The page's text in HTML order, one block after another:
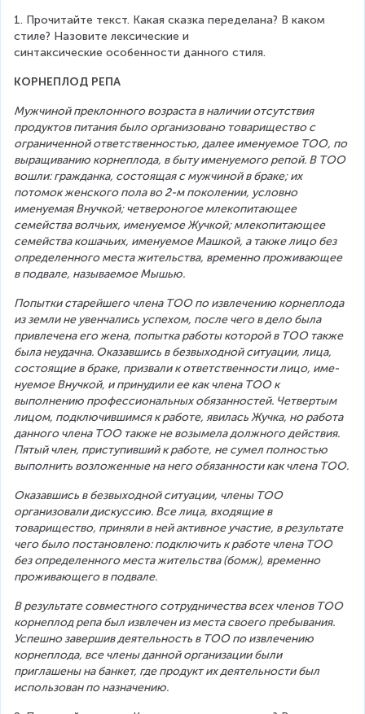
1. Прочитайте текст. Какая сказка переделана? В каком
стиле? Назовите лексические и
синтаксические особенности данного стиля.
КОРНЕПЛОД РЕПА
Мужчиной преклонного возраста в наличии отсутствия
продуктов питания было организовано товарищество с
ограниченной ответственностью, далее именуемое ТОО, по
выращиванию корнеплода, в быту именуемого репой. В ТОО
вошли: гражданка, состоящая с мужчиной в браке; их
потомок женского пола во 2-м поколении, условно
именуемая Внучкой; четвероногое млекопитающее
семейства волчьих, именуемое Жучкой; млекопитающее
семейства кошачьих, именуемое Машкой, а также лицо без
определенного места жительства, временно проживающее
в подвале, называемое Мышью.
Попытки старейшего члена ТОО по извлечению корнеплода
из земли не увенчались успехом, после чего в дело была
привлечена его жена, попытка работы которой в ТОО также
была неудачна. Оказавшись в безвыходной ситуации, лица,
состоящие в браке, призвали к ответственности лицо, име-
нуемое Внучкой, и принудили ее как члена ТОО к
выполнению профессиональных обязанностей. Четвертым
лицом, подключившимся к работе, явилась Жучка, но работа
данного члена ТОО также не возымела должного действия.
Пятый член, приступивший к работе, не сумел полностью
выполнить возложенные на него обязанности как члена ТОО.
Оказавшись в безвыходной ситуации, члены ТОО
организовали дискуссию. Все лица, входящие в
товарищество, приняли в ней активное участие, в результате
чего было постановлено: подключить к работе члена ТОО
без определенного места жительства (бомж), временно
проживающего в подвале.
В результате совместного сотрудничества всех членов ТОО
корнеплод репа был извлечен из места своего пребывания.
Успешно завершив деятельность в ТОО по извлечению
корнеплода, все члены данной организации были
приглашены на банкет, где продукт их деятельности был
использован по назначению.